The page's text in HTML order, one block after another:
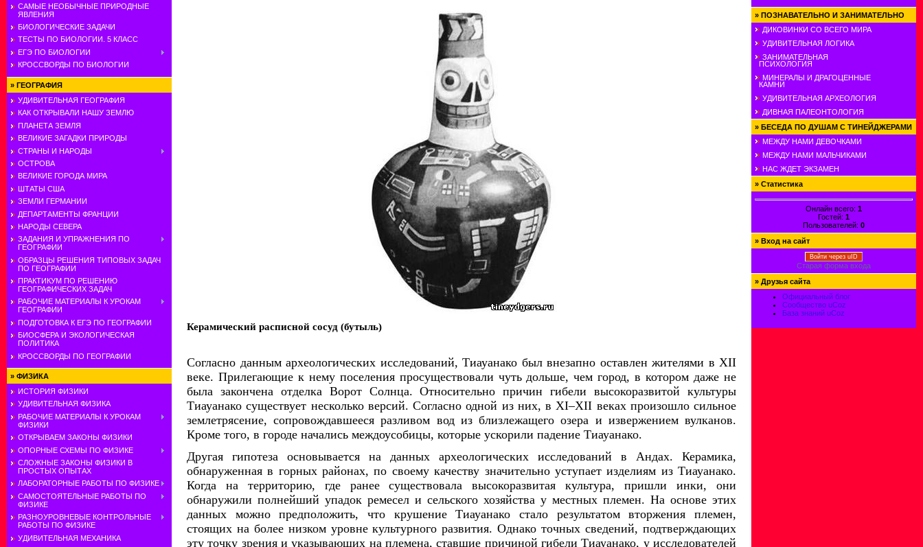
САМЫЕ НЕОБЫЧНЫЕ ПРИРОДНЫЕ
ЯВЛЕНИЯ
БИОЛОГИЧЕСКИЕ ЗАДАЧИ
ТЕСТЫ ПО БИОЛОГИИ. 5 КЛАСС
ЕГЭ ПО БИОЛОГИИ
КРОССВОРДЫ ПО БИОЛОГИИ
» ГЕОГРАФИЯ
УДИВИТЕЛЬНАЯ ГЕОГРАФИЯ
КАК ОТКРЫВАЛИ НАШУ ЗЕМЛЮ
ПЛАНЕТА ЗЕМЛЯ
ВЕЛИКИЕ ЗАГАДКИ ПРИРОДЫ
СТРАНЫ И НАРОДЫ
ОСТРОВА
ВЕЛИКИЕ ГОРОДА МИРА
ШТАТЫ США
ЗЕМЛИ ГЕРМАНИИ
ДЕПАРТАМЕНТЫ ФРАНЦИИ
НАРОДЫ СЕВЕРА
ЗАДАНИЯ И УПРАЖНЕНИЯ ПО
ГЕОГРАФИИ
ОБРАЗЦЫ РЕШЕНИЯ ТИПОВЫХ ЗАДАЧ
ПО ГЕОГРАФИИ
ПРАКТИКУМ ПО РЕШЕНИЮ
ГЕОГРАФИЧЕСКИХ ЗАДАЧ
РАБОЧИЕ МАТЕРИАЛЫ К УРОКАМ
ГЕОГРАФИИ
ПОДГОТОВКА К ЕГЭ ПО ГЕОГРАФИИ
БИОСФЕРА И ЭКОЛОГИЧЕСКАЯ
ПОЛИТИКА
КРОССВОРДЫ ПО ГЕОГРАФИИ
» ФИЗИКА
ИСТОРИЯ ФИЗИКИ
УДИВИТЕЛЬНАЯ ФИЗИКА
РАБОЧИЕ МАТЕРИАЛЫ К УРОКАМ
ФИЗИКИ
ОТКРЫВАЕМ ЗАКОНЫ ФИЗИКИ
ОПОРНЫЕ СХЕМЫ ПО ФИЗИКЕ
СЛОЖНЫЕ ЗАКОНЫ ФИЗИКИ В
ПРОСТЫХ ОПЫТАХ
ЛАБОРАТОРНЫЕ РАБОТЫ ПО ФИЗИКЕ
САМОСТОЯТЕЛЬНЫЕ РАБОТЫ ПО
ФИЗИКЕ
РАЗНОУРОВНЕВЫЕ КОНТРОЛЬНЫЕ
РАБОТЫ ПО ФИЗИКЕ
УДИВИТЕЛЬНАЯ МЕХАНИКА
Керамический расписной сосуд (бутыль)
Согласно данным археологических исследований, Тиауанако был внезапно оставлен жителями в XII
веке. Прилегающие к нему поселения просуществовали чуть дольше, чем город, в котором даже не
была закончена отделка Ворот Солнца. Относительно причин гибели высокоразвитой культуры
Тиауанако существует несколько версий. Согласно одной из них, в XI–XII веках произошло сильное
землетрясение, сопровождавшееся разливом вод из близлежащего озера и извержением вулканов.
Кроме того, в городе начались междоусобицы, которые ускорили падение Тиауанако.
Другая гипотеза основывается на данных археологических исследований в Андах. Керамика,
обнаруженная в горных районах, по своему качеству значительно уступает изделиям из Тиауанако.
Когда на территорию, где ранее существовала высокоразвитая культура, пришли инки, они
обнаружили полнейший упадок ремесел и сельского хозяйства у местных племен. На основе этих
данных можно предположить, что крушение Тиауанако стало результатом вторжения племен,
стоящих на более низком уровне культурного развития. Однако точных сведений, подтверждающих
эту точку зрения и указывающих на племена, ставшие причиной гибели Тиауанако, у исследователей
» ПОЗНАВАТЕЛЬНО И ЗАНИМАТЕЛЬНО
ДИКОВИНКИ СО ВСЕГО МИРА
УДИВИТЕЛЬНАЯ ЛОГИКА
ЗАНИМАТЕЛЬНАЯ
ПСИХОЛОГИЯ
МИНЕРАЛЫ И ДРАГОЦЕННЫЕ
КАМНИ
УДИВИТЕЛЬНАЯ АРХЕОЛОГИЯ
ДИВНАЯ ПАЛЕОНТОЛОГИЯ
» БЕСЕДА ПО ДУШАМ С ТИНЕЙДЖЕРАМИ
МЕЖДУ НАМИ ДЕВОЧКАМИ
МЕЖДУ НАМИ МАЛЬЧИКАМИ
НАС ЖДЕТ ЭКЗАМЕН
» Статистика
Онлайн всего: 1
Гостей: 1
Пользователей: 0
» Вход на сайт
Войти через uID
Старая форма входа
» Друзья сайта
Официальный блог
Сообщество uCoz
База знаний uCoz